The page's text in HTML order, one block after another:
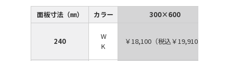
面板寸法（㎜） カラー 300×600
240
W
K
￥18,100（税込￥19,910）